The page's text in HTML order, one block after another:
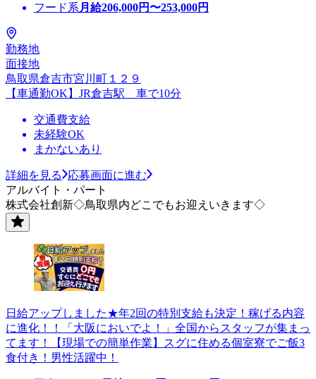
フード系 月給206,000円〜253,000円
勤務地
面接地
鳥取県倉吉市宮川町１２９
【車通勤OK】JR倉吉駅 車で10分
交通費支給
未経験OK
まかないあり
詳細を見る
応募画面に進む
アルバイト・パート
株式会社創新◇鳥取県内どこでもお迎えいきます◇
日給アップしました★年2回の特別支給も決定！稼げる内容
に進化！！「大阪においでよ！」全国からスタッフが集まっ
てます！【現場での簡単作業】スグに住める個室寮でご飯3
食付き！男性活躍中！